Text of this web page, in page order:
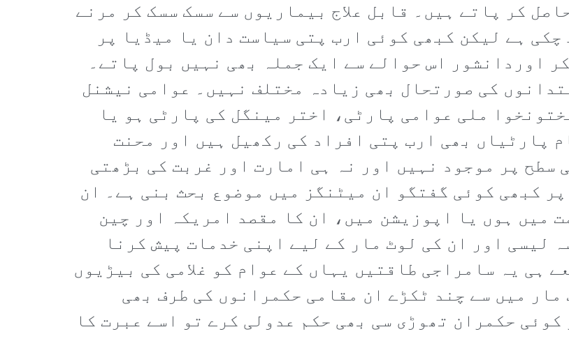
کر پاتے ہیں۔ قابل علاج بیماریوں سے سسک سسک کر مرنے
ہے لیکن کبھی کوئی ارب پتی سیاست دان یا میڈیا پر
اوردانشور اس حوالے سے ایک جملہ بھی نہیں بول پاتے۔
کی صورتحال بھی زیادہ مختلف نہیں۔ عوامی نیشنل
ملی عوامی پارٹی، اختر مینگل کی پارٹی ہو یا
پارٹیاں بھی ارب پتی افراد کی رکھیل ہیں اور محنت
سطح پر موجود نہیں اور نہ ہی امارت اور غربت کی بڑھتی
کبھی کوئی گفتگو ان میٹنگز میں موضوع بحث بنی ہے۔ ان
میں ہوں یا اپوزیشن میں، ان کا مقصد امریکہ اور چین
لیسی اور ان کی لوٹ مار کے لیے اپنی خدمات پیش کرنا
ہی یہ سامراجی طاقتیں یہاں کے عوام کو غلامی کی بیڑیوں
میں سے چند ٹکڑے ان مقامی حکمرانوں کی طرف بھی
حکمران تھوڑی سی بھی حکم عدولی کرے تو اسے عبرت کا